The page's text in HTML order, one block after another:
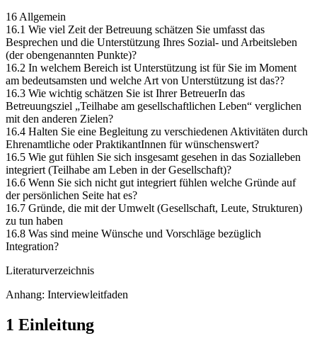
16 Allgemein
16.1 Wie viel Zeit der Betreuung schätzen Sie umfasst das
Besprechen und die Unterstützung Ihres Sozial- und Arbeitsleben
(der obengenannten Punkte)?
16.2 In welchem Bereich ist Unterstützung ist für Sie im Moment
am bedeutsamsten und welche Art von Unterstützung ist das??
16.3 Wie wichtig schätzen Sie ist Ihrer BetreuerIn das
Betreuungsziel „Teilhabe am gesellschaftlichen Leben“ verglichen
mit den anderen Zielen?
16.4 Halten Sie eine Begleitung zu verschiedenen Aktivitäten durch
Ehrenamtliche oder PraktikantInnen für wünschenswert?
16.5 Wie gut fühlen Sie sich insgesamt gesehen in das Sozialleben
integriert (Teilhabe am Leben in der Gesellschaft)?
16.6 Wenn Sie sich nicht gut integriert fühlen welche Gründe auf
der persönlichen Seite hat es?
16.7 Gründe, die mit der Umwelt (Gesellschaft, Leute, Strukturen)
zu tun haben
16.8 Was sind meine Wünsche und Vorschläge bezüglich
Integration?
Literaturverzeichnis
Anhang: Interviewleitfaden
1 Einleitung